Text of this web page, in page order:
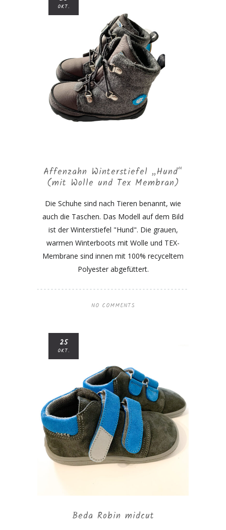
OKT.
Affenzahn Winterstiefel „Hund“
(mit Wolle und Tex Membran)
Die Schuhe sind nach Tieren benannt, wie
auch die Taschen. Das Modell auf dem Bild
ist der Winterstiefel "Hund". Die grauen,
warmen Winterboots mit Wolle und TEX-
Membrane sind innen mit 100% recyceltem
Polyester abgefüttert.
NO COMMENTS
25
OKT.
Beda Robin midcut